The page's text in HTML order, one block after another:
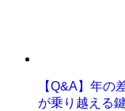
【Q&A】年の
が乗り越える鍵